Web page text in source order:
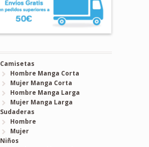
Camisetas
Hombre Manga Corta
Mujer Manga Corta
Hombre Manga Larga
Mujer Manga Larga
Sudaderas
Hombre
Mujer
Niños